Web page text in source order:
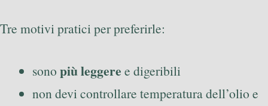
Tre motivi pratici per preferirle:
sono più leggere e digeribili
non devi controllare temperatura dell’olio e